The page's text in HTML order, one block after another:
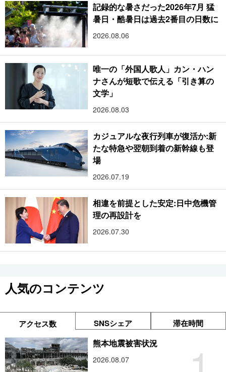
記録的な暑さだった2026年7月 猛
暑日・酷暑日は過去2番目の日数に
2026.08.06
唯一の「外国人歌人」カン・ハン
ナさんが短歌で伝える「引き算の
文学」
2026.08.03
カジュアルな夜行列車が復活か:新
たな特急や翌朝到着の新幹線も登
場
2026.07.19
相違を前提とした安定:日中危機管
理の再設計を
2026.07.30
人気のコンテンツ
アクセス数 SNSシェア 滞在時間
熊本地震被害状況
2026.08.07